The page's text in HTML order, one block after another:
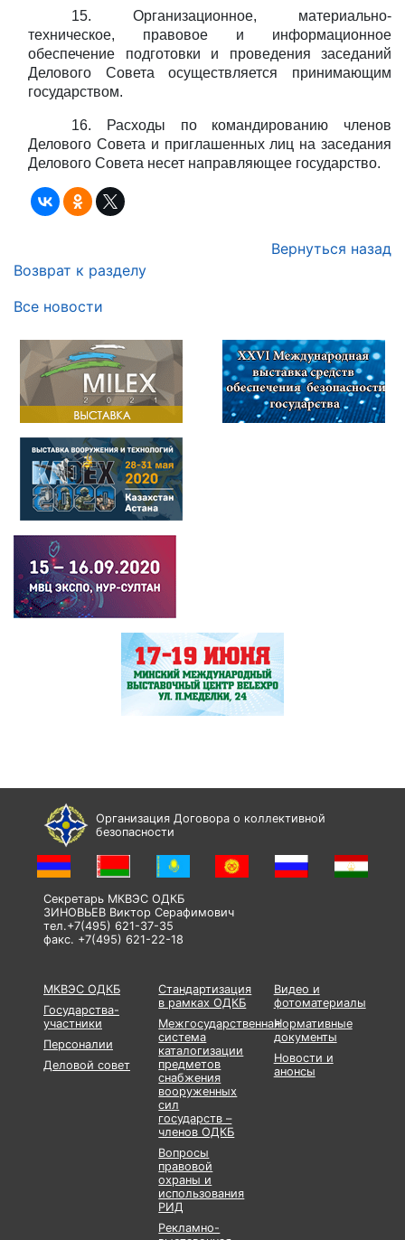
15. Организационное, материально-
техническое, правовое и информационное
обеспечение подготовки и проведения заседаний
Делового Совета осуществляется принимающим
государством.
16. Расходы по командированию членов
Делового Совета и приглашенных лиц на заседания
Делового Совета несет направляющее государство.
Вернуться назад
Возврат к разделу
Все новости
Организация Договора о коллективной
безопасности
Секретарь МКВЭС ОДКБ
ЗИНОВЬЕВ Виктор Серафимович
тел.+7(495) 621-37-35
факс. +7(495) 621-22-18
МКВЭС ОДКБ
Государства-
участники
Персоналии
Деловой совет
Стандартизация
в рамках ОДКБ
Межгосударственная
система
каталогизации
предметов
снабжения
вооруженных
сил
государств –
членов ОДКБ
Вопросы
правовой
охраны и
использования
РИД
Рекламно-
Видео и
фотоматериалы
Нормативные
документы
Новости и
анонсы